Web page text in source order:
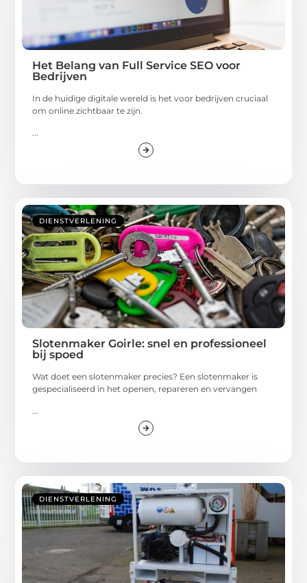
Het Belang van Full Service SEO voor
Bedrijven
In de huidige digitale wereld is het voor bedrijven cruciaal
om online zichtbaar te zijn.
...
DIENSTVERLENING
Slotenmaker Goirle: snel en professioneel
bij spoed
Wat doet een slotenmaker precies? Een slotenmaker is
gespecialiseerd in het openen, repareren en vervangen
...
DIENSTVERLENING